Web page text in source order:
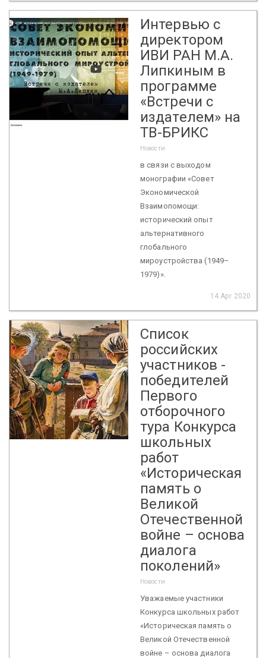
Интервью с
директором
ИВИ РАН М.А.
Липкиным в
программе
«Встречи с
издателем» на
ТВ-БРИКС
Новости
в связи с выходом
монографии «Совет
Экономической
Взаимопомощи:
исторический опыт
альтернативного
глобального
мироустройства (1949–
1979)».
14 Apr 2020
Список
российских
участников -
победителей
Первого
отборочного
тура Конкурса
школьных
работ
«Историческая
память о
Великой
Отечественной
войне – основа
диалога
поколений»
Новости
Уважаемые участники
Конкурса школьных работ
«Историческая память о
Великой Отечественной
войне – основа диалога